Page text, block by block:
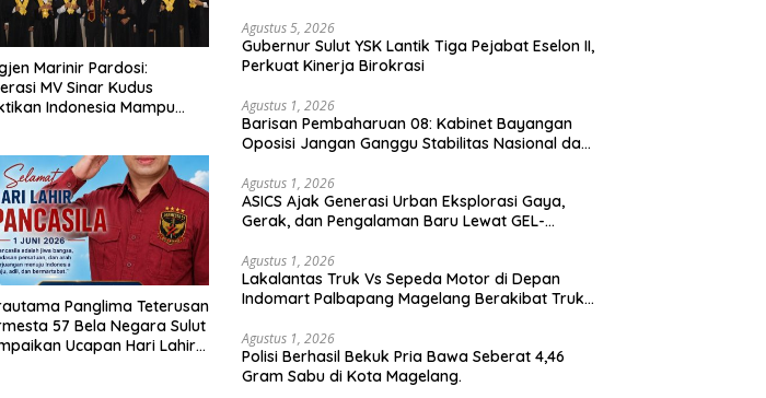
Marinir Pardosi:
MV Sinar Kudus
Indonesia Mampu
Panglima Teterusan
57 Bela Negara Sulut
Ucapan Hari Lahir
Agustus 5, 2026
Gubernur Sulut YSK Lantik Tiga Pejabat Eselon II,
Perkuat Kinerja Birokrasi
Agustus 1, 2026
Barisan Pembaharuan 08: Kabinet Bayangan
Oposisi Jangan Ganggu Stabilitas Nasional dan
Agustus 1, 2026
ASICS Ajak Generasi Urban Eksplorasi Gaya,
Gerak, dan Pengalaman Baru Lewat GEL-
Agustus 1, 2026
Lakalantas Truk Vs Sepeda Motor di Depan
Indomart Palbapang Magelang Berakibat Truk
Agustus 1, 2026
Polisi Berhasil Bekuk Pria Bawa Seberat 4,46
Gram Sabu di Kota Magelang.